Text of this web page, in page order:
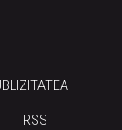
RSS